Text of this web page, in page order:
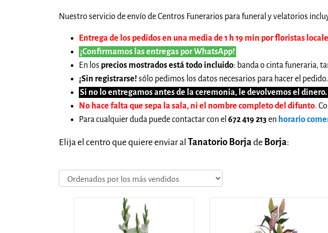
Nuestro servicio de envío de Centros Funerarios para funeral y velatorios
Entrega de los pedidos en una media de 1 h 19 min por floristas
¡Confirmamos las entregas por WhatsApp!
En los precios mostrados está todo incluido: banda o cinta funeraria,
¡Sin registrarse! sólo pedimos los datos necesarios para hacer el pedido.
Si no lo entregamos antes de la ceremonia, le devolvemos el dinero.
No hace falta que sepa la sala, ni el nombre completo del difunto.
Para cualquier duda puede contactar con el 672 419 213 en horario
Elija el centro que quiere enviar al Tanatorio Borja de Borja: